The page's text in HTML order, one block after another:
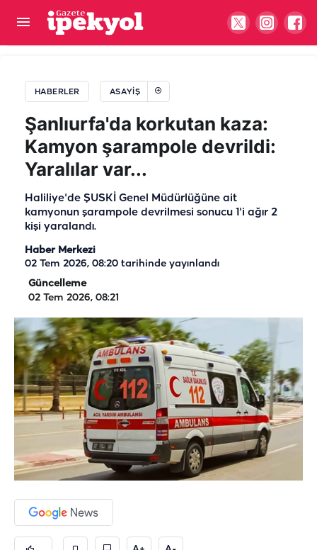
HABERLER ASAYIŞ
Şanlıurfa'da korkutan kaza:
Kamyon şarampole devrildi:
Yaralılar var...
Haliliye'de ŞUSKİ Genel Müdürlüğüne ait
kamyonun şarampole devrilmesi sonucu 1'i ağır 2
kişi yaralandı.
Haber Merkezi
02 Tem 2026, 08:20 tarihinde yayınlandı
Güncelleme
02 Tem 2026, 08:21
Şanlıurfa’da yol kontrolünde yakalandı: Araçtan